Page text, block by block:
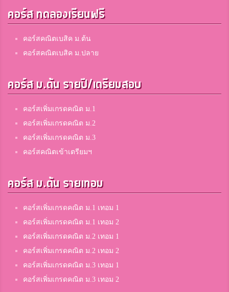
คอร์ส ทดลองเรียนฟรี
คอร์สคณิตเบสิค ม.ต้น
คอร์สคณิตเบสิค ม.ปลาย
คอร์ส ม.ต้น รายปี/เตรียมสอบ
คอร์สเพิ่มเกรดคณิต ม.1
คอร์สเพิ่มเกรดคณิต ม.2
คอร์สเพิ่มเกรดคณิต ม.3
คอร์สคณิตเข้าเตรียมฯ
คอร์ส ม.ต้น รายเทอม
คอร์สเพิ่มเกรดคณิต ม.1 เทอม 1
คอร์สเพิ่มเกรดคณิต ม.1 เทอม 2
คอร์สเพิ่มเกรดคณิต ม.2 เทอม 1
คอร์สเพิ่มเกรดคณิต ม.2 เทอม 2
คอร์สเพิ่มเกรดคณิต ม.3 เทอม 1
คอร์สเพิ่มเกรดคณิต ม.3 เทอม 2